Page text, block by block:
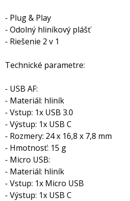
- Plug & Play
- Odolný hliníkový plášť
- Riešenie 2 v 1
Technické parametre:
- USB AF:
- Materiál: hliník
- Vstup: 1x USB 3.0
- Výstup: 1x USB C
- Rozmery: 24 x 16,8 x 7,8 mm
- Hmotnosť: 15 g
- Micro USB:
- Materiál: hliník
- Vstup: 1x Micro USB
- Výstup: 1x USB C